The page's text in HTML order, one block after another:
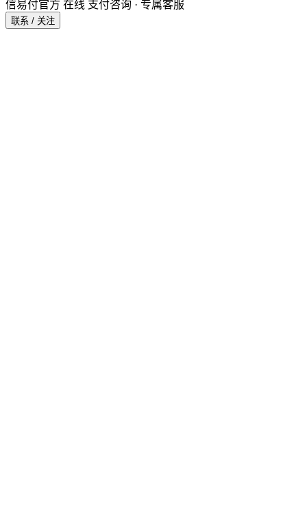
信易付官方 在线 支付咨询 · 专属客服
联系 / 关注